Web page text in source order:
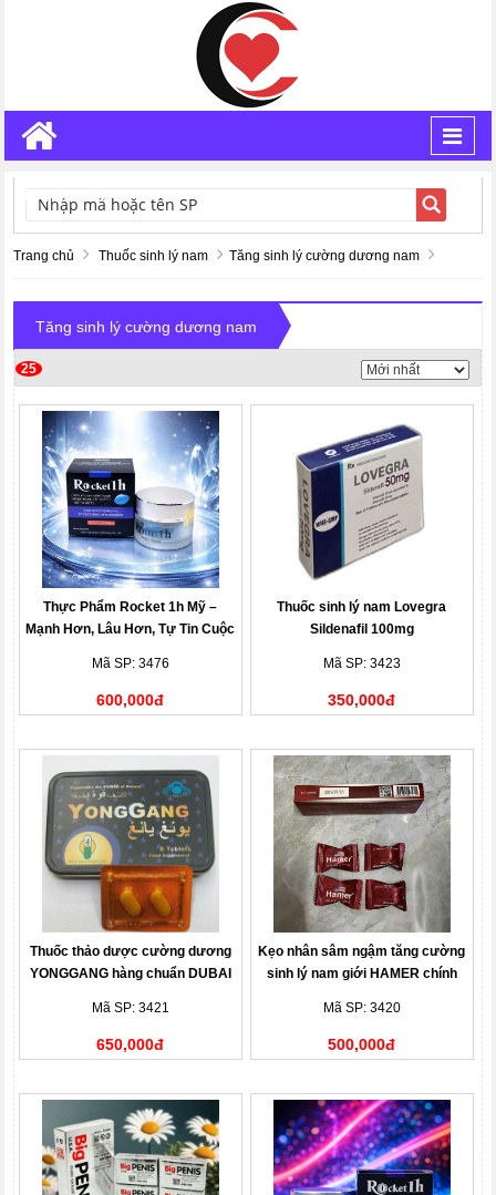
TÌM KIẾM
Trang chủ Thuốc sinh lý nam Tăng sinh lý cường dương nam
Tăng sinh lý cường dương nam
25
Thực Phẩm Rocket 1h Mỹ –
Mạnh Hơn, Lâu Hơn, Tự Tin Cuộc
Mã SP: 3476
600,000đ
Thuốc sinh lý nam Lovegra
Sildenafil 100mg
Mã SP: 3423
350,000đ
Thuốc thảo dược cường dương
YONGGANG hàng chuẩn DUBAI
Mã SP: 3421
650,000đ
Kẹo nhân sâm ngậm tăng cường
sinh lý nam giới HAMER chính
Mã SP: 3420
500,000đ